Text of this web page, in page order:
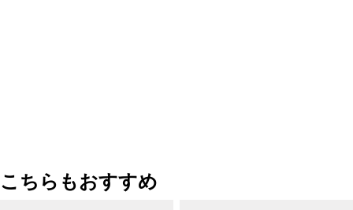
こちらもおすすめ